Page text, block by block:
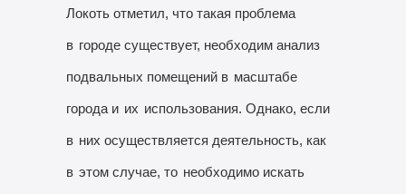
Локоть отметил, что такая проблема
в городе существует, необходим анализ
подвальных помещений в масштабе
города и их использования. Однако, если
в них осуществляется деятельность, как
в этом случае, то необходимо искать